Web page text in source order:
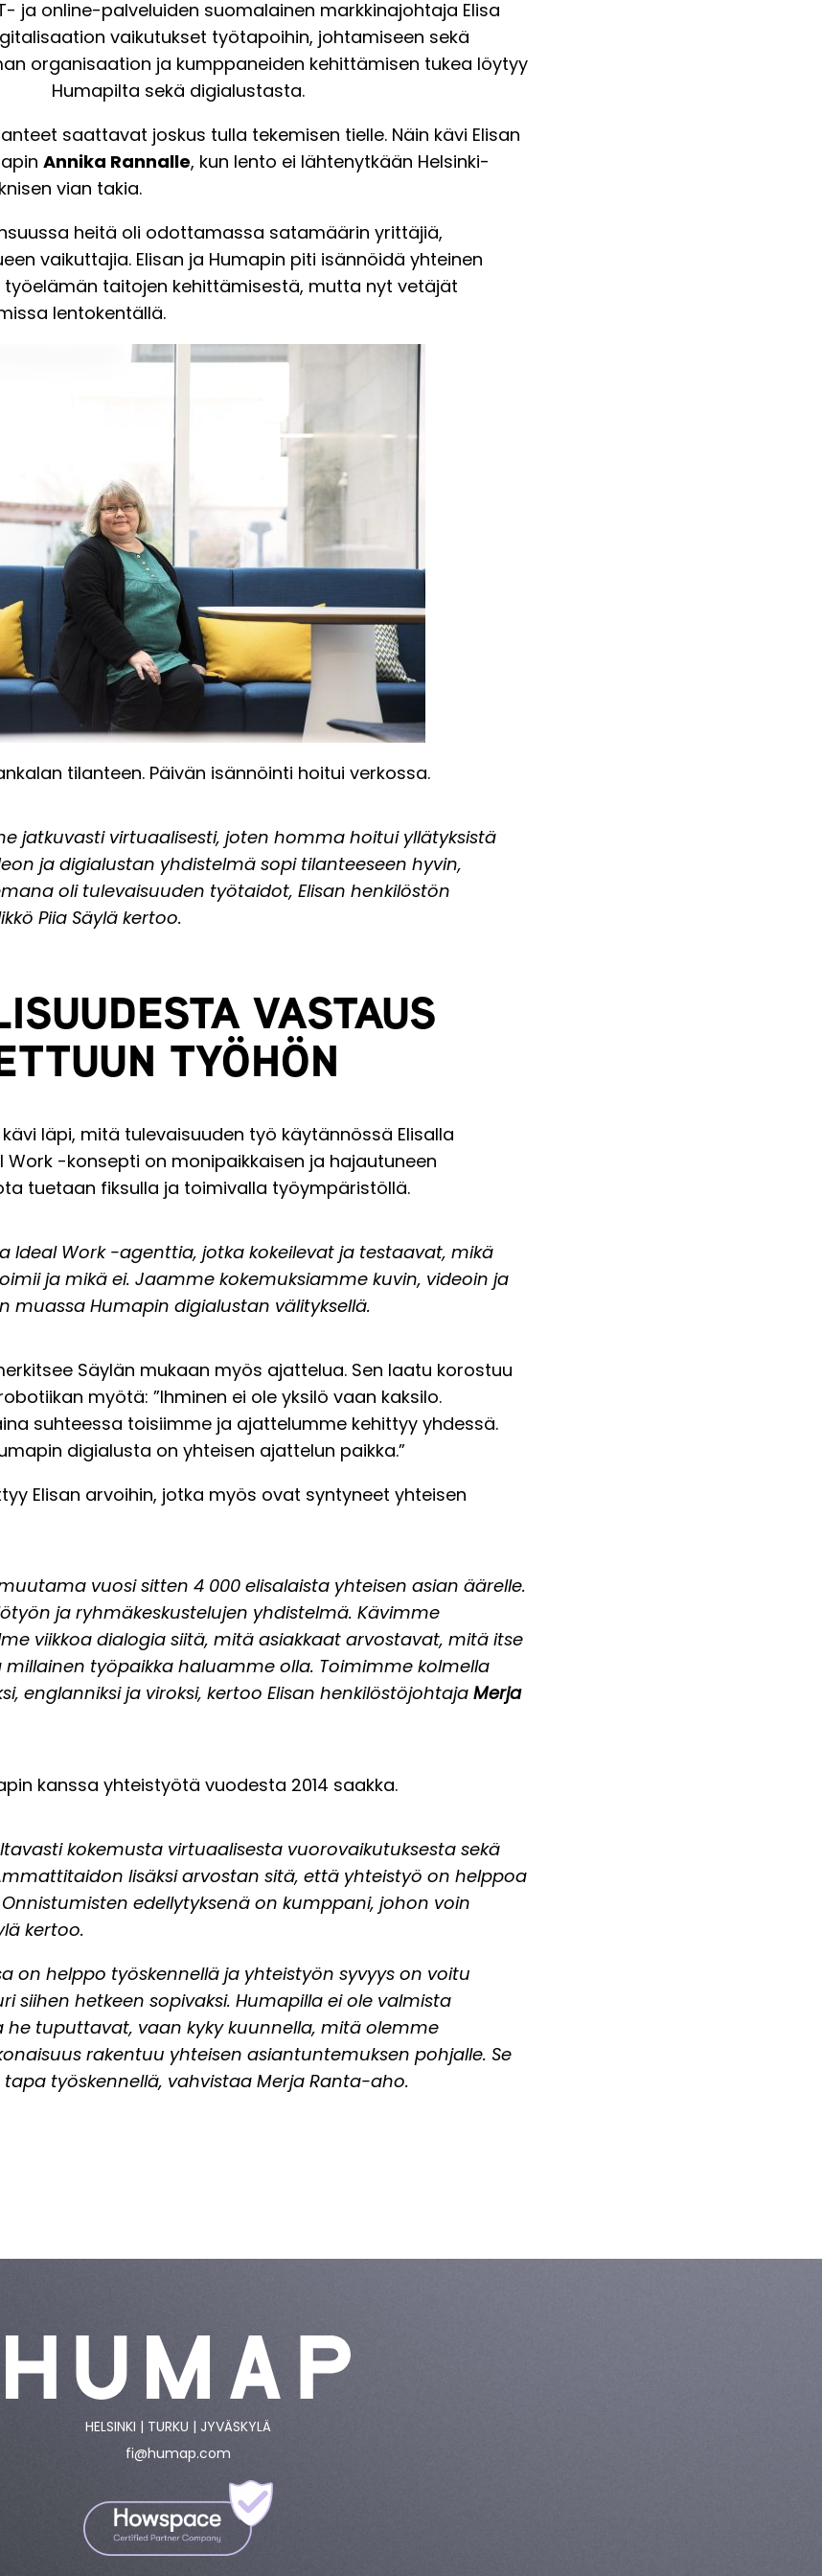
ja online-palveluiden suomalainen markkinajohtaja Elisa
vaikutukset työtapoihin, johtamiseen sekä
organisaation ja kumppaneiden kehittämisen tukea löytyy
Humapilta sekä digialustasta.
saattavat joskus tulla tekemisen tielle. Näin kävi Elisan
Annika Rannalle, kun lento ei lähtenytkään Helsinki-
vian takia.
heitä oli odottamassa satamäärin yrittäjiä,
vaikuttajia. Elisan ja Humapin piti isännöidä yhteinen
taitojen kehittämisestä, mutta nyt vetäjät
lentokentällä.
tilanteen. Päivän isännöinti hoitui verkossa.
jatkuvasti virtuaalisesti, joten homma hoitui yllätyksistä
ja digialustan yhdistelmä sopi tilanteeseen hyvin,
oli tulevaisuuden työtaidot, Elisan henkilöstön
Piia Säylä kertoo.
VASTAUS
TYÖHÖN
läpi, mitä tulevaisuuden työ käytännössä Elisalla
Work -konsepti on monipaikkaisen ja hajautuneen
tuetaan fiksulla ja toimivalla työympäristöllä.
Ideal Work -agenttia, jotka kokeilevat ja testaavat, mikä
ja mikä ei. Jaamme kokemuksiamme kuvin, videoin ja
muassa Humapin digialustan välityksellä.
Säylän mukaan myös ajattelua. Sen laatu korostuu
myötä: ”Ihminen ei ole yksilö vaan kaksilo.
suhteessa toisiimme ja ajattelumme kehittyy yhdessä.
digialusta on yhteisen ajattelun paikka.”
Elisan arvoihin, jotka myös ovat syntyneet yhteisen
vuosi sitten 4 000 elisalaista yhteisen asian äärelle.
ja ryhmäkeskustelujen yhdistelmä. Kävimme
viikkoa dialogia siitä, mitä asiakkaat arvostavat, mitä itse
työpaikka haluamme olla. Toimimme kolmella
englanniksi ja viroksi, kertoo Elisan henkilöstöjohtaja Merja
kanssa yhteistyötä vuodesta 2014 saakka.
kokemusta virtuaalisesta vuorovaikutuksesta sekä
lisäksi arvostan sitä, että yhteistyö on helppoa
edellytyksenä on kumppani, johon voin
kertoo.
on helppo työskennellä ja yhteistyön syvyys on voitu
siihen hetkeen sopivaksi. Humapilla ei ole valmista
he tuputtavat, vaan kyky kuunnella, mitä olemme
rakentuu yhteisen asiantuntemuksen pohjalle. Se
työskennellä, vahvistaa Merja Ranta-aho.
HELSINKI | TURKU | JYVÄSKYLÄ
fi@humap.com